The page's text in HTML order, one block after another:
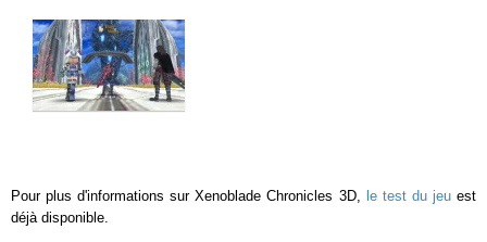
Pour plus d'informations sur Xenoblade Chronicles 3D, le test du jeuest
déjà disponible.